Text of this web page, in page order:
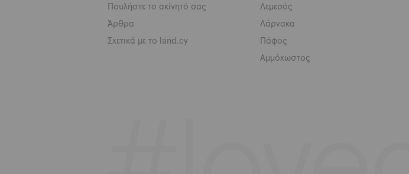
Πουλήστε το ακίνητό σας
Άρθρα
Σχετικά με το land.cy
Λεμεσός
Λάρνακα
Πάφος
Αμμόχωστος